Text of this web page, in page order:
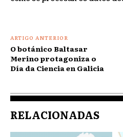
ARTIGO ANTERIOR
O botánico Baltasar
Merino protagoniza o
Día da Ciencia en Galicia
RELACIONADAS